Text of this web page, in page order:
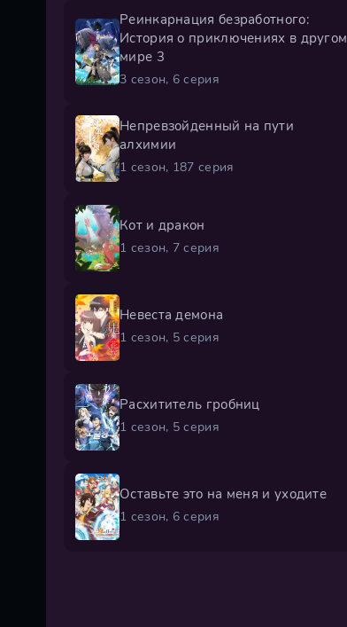
Реинкарнация безработного:
История о приключениях в другом
мире 3
3 сезон, 6 серия
Непревзойденный на пути
алхимии
1 сезон, 187 серия
Кот и дракон
1 сезон, 7 серия
Невеста демона
1 сезон, 5 серия
Расхититель гробниц
1 сезон, 5 серия
Оставьте это на меня и уходите
1 сезон, 6 серия